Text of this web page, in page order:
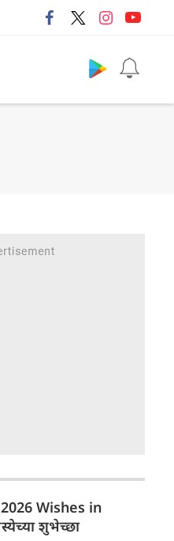
Wishes in
शुभेच्छा